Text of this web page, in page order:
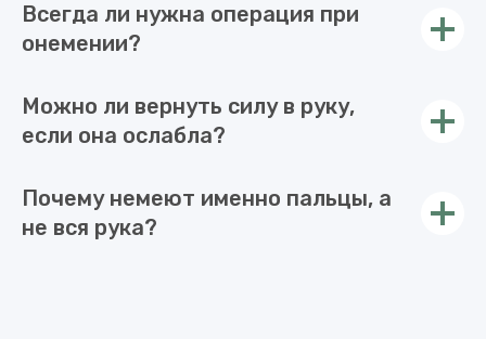
Всегда ли нужна операция при
онемении?
Можно ли вернуть силу в руку,
если она ослабла?
Почему немеют именно пальцы, а
не вся рука?